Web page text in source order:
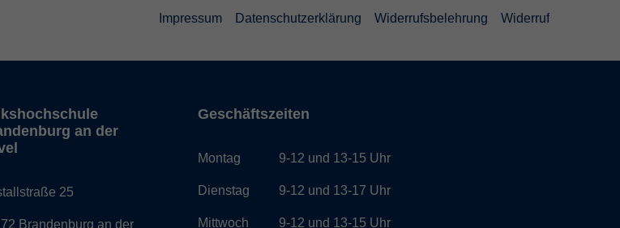
Impressum Datenschutzerklärung Widerrufsbelehrung Widerruf
an der
25
Brandenburg an der
Geschäftszeiten
Montag
Dienstag
Mittwoch
9-12 und 13-15 Uhr
9-12 und 13-17 Uhr
9-12 und 13-15 Uhr